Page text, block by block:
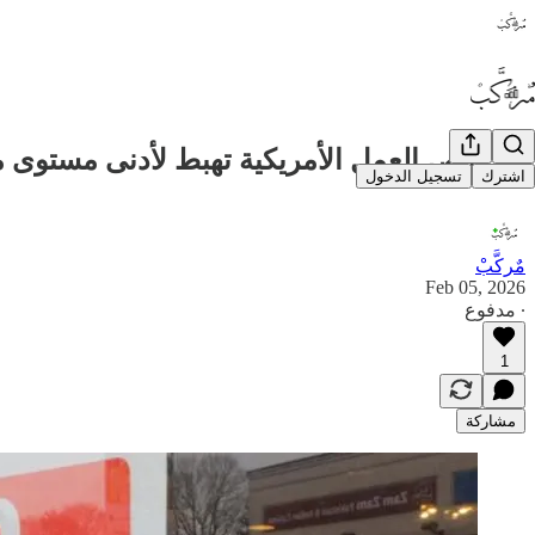
اشترك تسجيل الدخول
📉 فرص العمل الأمريكية تهبط لأدنى مستوى منذ 2020، وإشارات وهن تتراكم في
مٌركَّبْ
Feb 05, 2026
∙ مدفوع
1
مشاركة